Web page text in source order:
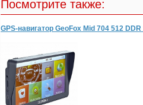
Посмотрите также:
GPS-навигатор GeoFox Mid 704 512